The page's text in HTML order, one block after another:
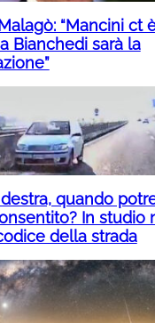
“Mancini ct
Bianchedi sarà la
quando
In studio
della strada